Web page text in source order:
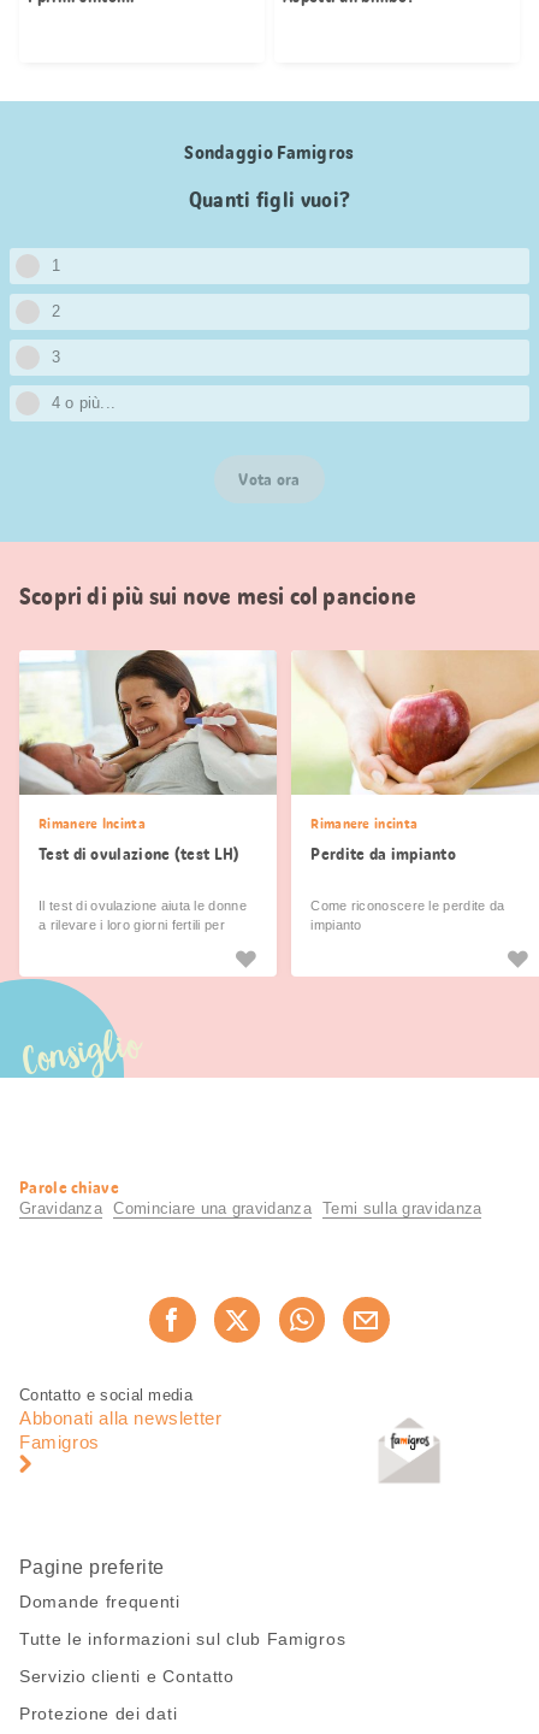
Sondaggio Famigros
Quanti figli vuoi?
1
2
3
4 o più...
Vota ora
Scopri di più sui nove mesi col pancione
Rimanere Incinta
Test di ovulazione (test LH)
Il test di ovulazione aiuta le donne
a rilevare i loro giorni fertili per
Rimanere incinta
Perdite da impianto
Come riconoscere le perdite da
impianto
Consiglio
Informazioni
utili
Parole chiave
Gravidanza Cominciare una gravidanza Temi sulla gravidanza
Consiglia ora
Piè
pagina
Navigazione
pagina
Contatto e social media
Abbonati alla newsletter
Famigros
Pagine preferite
Domande frequenti
Tutte le informazioni sul club Famigros
Servizio clienti e Contatto
Protezione dei dati